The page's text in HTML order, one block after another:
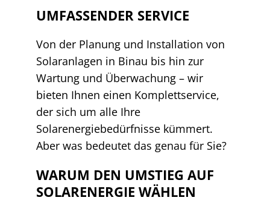
UMFASSENDER SERVICE
Von der Planung und Installation von
Solaranlagen in Binau bis hin zur
Wartung und Überwachung – wir
bieten Ihnen einen Komplettservice,
der sich um alle Ihre
Solarenergiebedürfnisse kümmert.
Aber was bedeutet das genau für Sie?
WARUM DEN UMSTIEG AUF
SOLARENERGIE WÄHLEN